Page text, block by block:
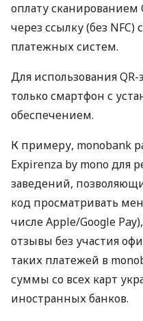
оплату
через ссылку (без NFC)
платежных систем.
Для использования
только смартфон с
обеспечением.
К примеру, monobank
Expirenza by mono для
заведений,
код просматривать
числе Apple/Google
отзывы без участия
таких платежей в
суммы со всех карт
иностранных банков.